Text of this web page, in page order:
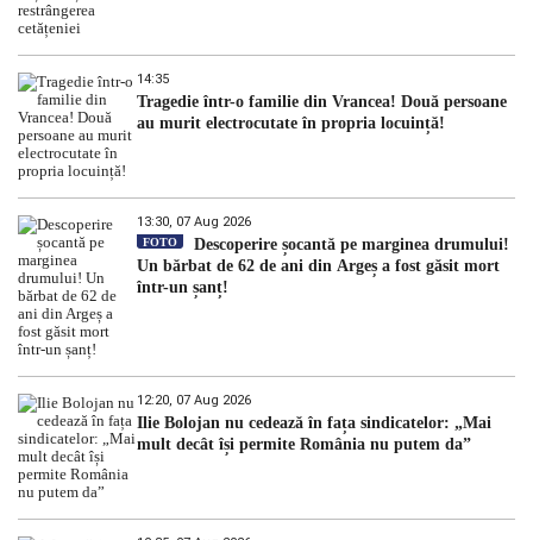
14:35
Tragedie într-o familie din Vrancea! Două persoane
au murit electrocutate în propria locuință!
13:30, 07 Aug 2026
FOTO
Descoperire șocantă pe marginea drumului!
Un bărbat de 62 de ani din Argeș a fost găsit mort
într-un șanț!
12:20, 07 Aug 2026
Ilie Bolojan nu cedează în fața sindicatelor: „Mai
mult decât își permite România nu putem da”